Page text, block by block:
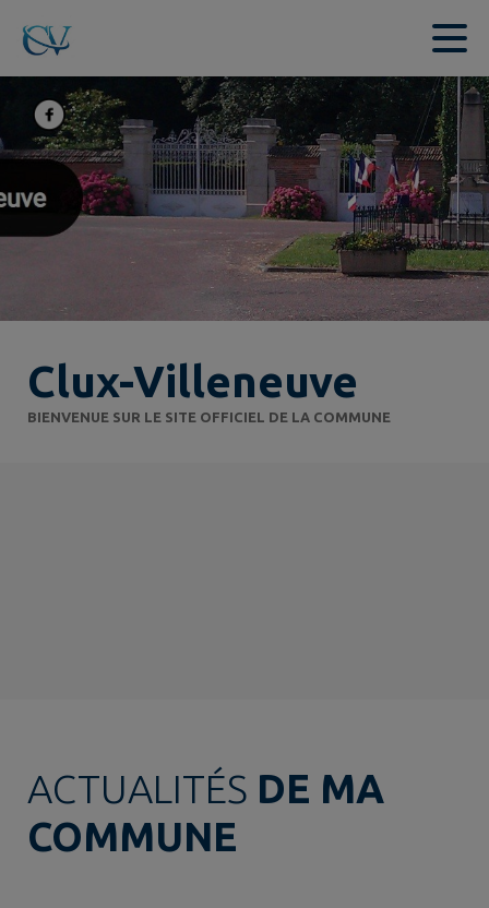
Contenu
Clux-Villeneuve
BIENVENUE SUR LE SITE OFFICIEL DE LA COMMUNE
ACTUALITÉS DE MA
COMMUNE